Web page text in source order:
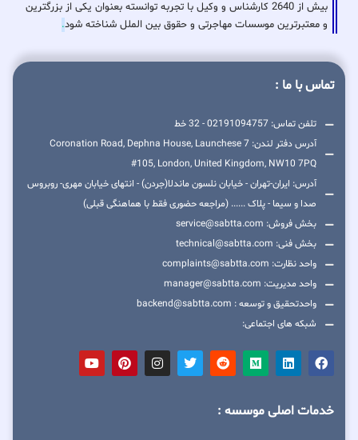
بیش از 2640 کارشناس و وکیل با تجربه توانسته بعنوان یکی از بزرگترین
و معتبرترین موسسات مهاجرتی و حقوق بین الملل شناخته شود.
تماس با ما :
تلفن تماس: 02191094757 - 32 خط
آدرس دفتر لندن: 7 Coronation Road, Dephna House, Launchese
#105, London, United Kingdom, NW10 7PQ
آدرس: ایران-تهران - خیابان نلسون ماندلا(جردن) - انتهای خیابان مهری- روبروس
صدا و سیما - پلاک ...... (مراجعه حضوری فقط با هماهنگی قبلی)
بخش فروش: service@sabtta.com
بخش فنی: technical@sabtta.com
واحد نظارت: complaints@sabtta.com
واحد مدیریت: manager@sabtta.com
واحدتحقیق و توسعه : backend@sabtta.com
شبکه های اجتماعی:
خدمات اصلی موسسه :